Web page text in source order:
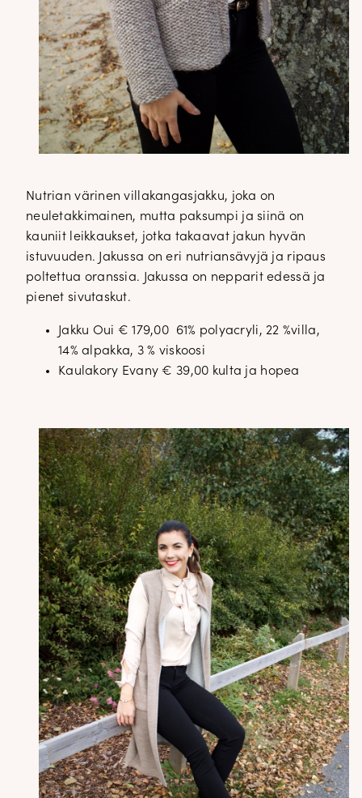
Nutrian värinen villakangasjakku, joka on
neuletakkimainen, mutta paksumpi ja siinä on
kauniit leikkaukset, jotka takaavat jakun hyvän
istuvuuden. Jakussa on eri nutriansävyjä ja ripaus
poltettua oranssia. Jakussa on nepparit edessä ja
pienet sivutaskut.
Jakku Oui € 179,00 61% polyacryli, 22 %villa,
14% alpakka, 3 % viskoosi
Kaulakory Evany € 39,00 kulta ja hopea